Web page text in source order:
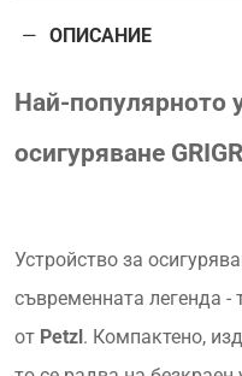
ОПИСАНИЕ
Най-популярното
осигуряване
Устройство за
съвременната легенда
от Petzl . Компактено,